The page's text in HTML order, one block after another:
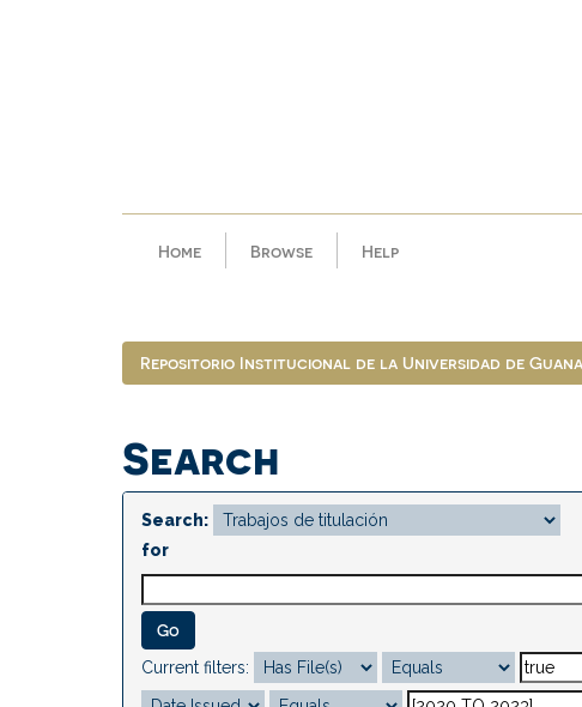
Home Browse Help
Repositorio Institucional de la Universidad de
Search
Search:
for
Current filters: